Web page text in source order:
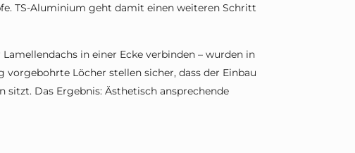
TS-Aluminium geht damit einen weiteren Schritt
in einer Ecke verbinden – wurden in
Löcher stellen sicher, dass der Einbau
Das Ergebnis: Ästhetisch ansprechende